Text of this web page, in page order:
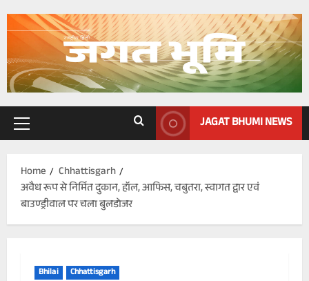
Primary
JAGAT BHUMI NEWS
Home
Chhattisgarh
अवैध रूप से निर्मित दुकान, हॉल, आफिस, चबुतरा, स्वागत द्वार एवं
बाउण्ड्रीवाल पर चला बुलडोजर
Bhilai Chhattisgarh